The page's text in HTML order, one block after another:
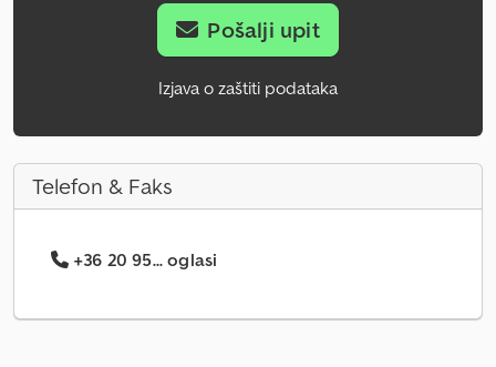
Pošalji upit
Izjava o zaštiti podataka
Telefon & Faks
+36 20 95... oglasi